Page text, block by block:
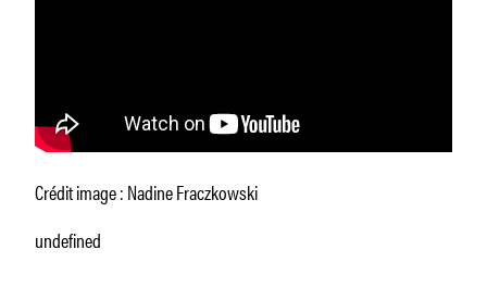
Crédit image : Nadine Fraczkowski
undefined